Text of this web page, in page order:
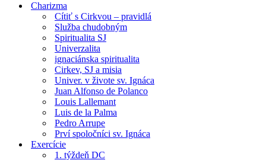
Charizma
Cítiť s Cirkvou – pravidlá
Služba chudobným
Spiritualita SJ
Univerzalita
ignaciánska spiritualita
Cirkev, SJ a misia
Univer. v živote sv. Ignáca
Juan Alfonso de Polanco
Louis Lallemant
Luis de la Palma
Pedro Arrupe
Prví spoločníci sv. Ignáca
Exercície
1. týždeň DC